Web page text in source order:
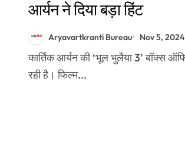
आर्यन ने दिया बड़ा हिंट
Aryavartkranti Bureau Nov 5, 2024
कार्तिक आर्यन की ‘भूल भुलैया 3’ बॉक्स ऑफिस पर खूब पैसा छाप
रही है। फिल्म...